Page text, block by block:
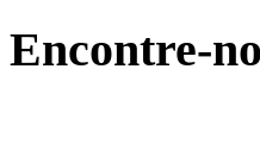
Encontre-